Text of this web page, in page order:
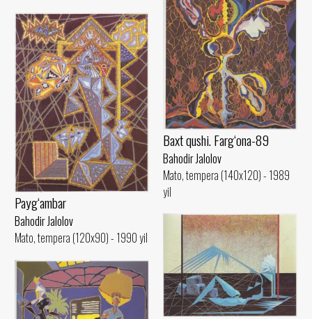
Baxt qushi. Farg‘ona-89
Bahodir Jalolov
Mato, tempera (140x120) - 1989
yil
Payg‘ambar
Bahodir Jalolov
Mato, tempera (120x90) - 1990 yil